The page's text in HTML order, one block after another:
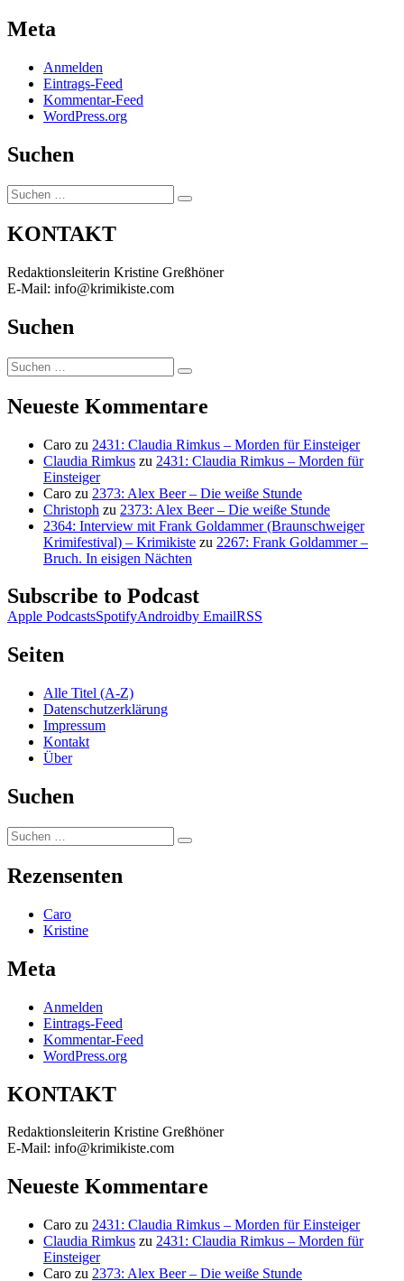
Meta
Anmelden
Eintrags-Feed
Kommentar-Feed
WordPress.org
Suchen
Suchen
nach:
Suchen
KONTAKT
Redaktionsleiterin Kristine Greßhöner
E-Mail: info@krimikiste.com
Suchen
Suchen
nach:
Suchen
Neueste Kommentare
Caro zu 2431: Claudia Rimkus – Morden für Einsteiger
Claudia Rimkus zu 2431: Claudia Rimkus – Morden für
Einsteiger
Caro zu 2373: Alex Beer – Die weiße Stunde
Christoph zu 2373: Alex Beer – Die weiße Stunde
2364: Interview mit Frank Goldammer (Braunschweiger
Krimifestival) – Krimikiste zu 2267: Frank Goldammer –
Bruch. In eisigen Nächten
Subscribe to Podcast
Apple PodcastsSpotifyAndroidby EmailRSS
Seiten
Alle Titel (A-Z)
Datenschutzerklärung
Impressum
Kontakt
Über
Suchen
Suchen
nach:
Suchen
Rezensenten
Caro
Kristine
Meta
Anmelden
Eintrags-Feed
Kommentar-Feed
WordPress.org
KONTAKT
Redaktionsleiterin Kristine Greßhöner
E-Mail: info@krimikiste.com
Neueste Kommentare
Caro zu 2431: Claudia Rimkus – Morden für Einsteiger
Claudia Rimkus zu 2431: Claudia Rimkus – Morden für
Einsteiger
Caro zu 2373: Alex Beer – Die weiße Stunde